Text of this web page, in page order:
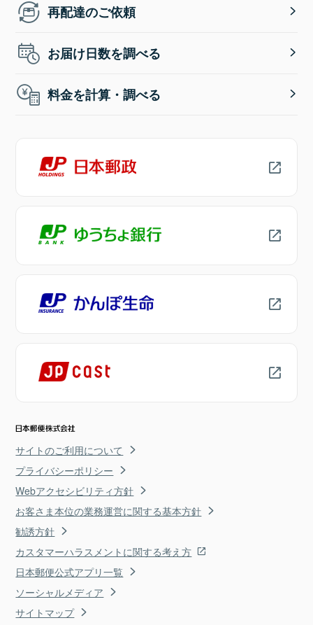
再配達のご依頼
お届け日数を調べる
料金を計算・調べる
サイトのご利用について
プライバシーポリシー
Webアクセシビリティ方針
お客さま本位の業務運営に関する基本方針
勧誘方針
カスタマーハラスメントに関する考え方
日本郵便公式アプリ一覧
ソーシャルメディア
サイトマップ